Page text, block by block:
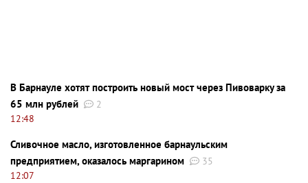
В Барнауле хотят построить новый мост через Пивоварку за
65 млн рублей
2
12:48
Сливочное масло, изготовленное барнаульским
предприятием, оказалось маргарином
35
12:07